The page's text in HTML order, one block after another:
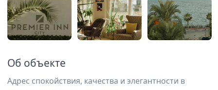
Об объекте
Адрес спокойствия, качества и элегантности в